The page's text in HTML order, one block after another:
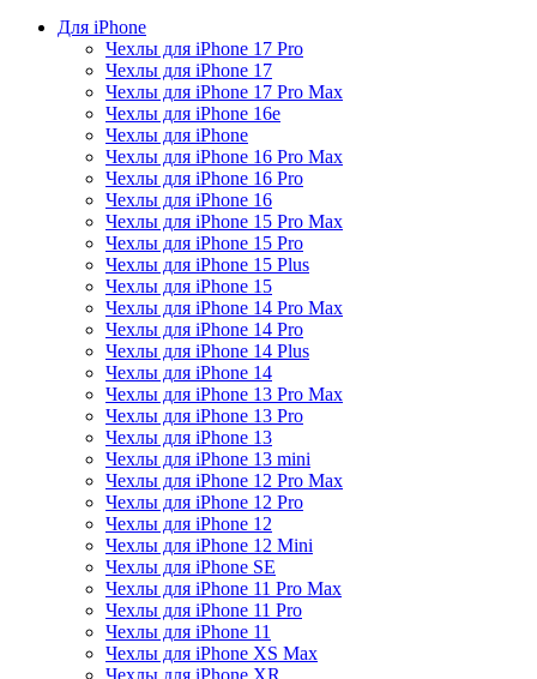
Для iPhone
Чехлы для iPhone 17 Pro
Чехлы для iPhone 17
Чехлы для iPhone 17 Pro Max
Чехлы для iPhone 16e
Чехлы для iPhone
Чехлы для iPhone 16 Pro Max
Чехлы для iPhone 16 Pro
Чехлы для iPhone 16
Чехлы для iPhone 15 Pro Max
Чехлы для iPhone 15 Pro
Чехлы для iPhone 15 Plus
Чехлы для iPhone 15
Чехлы для iPhone 14 Pro Max
Чехлы для iPhone 14 Pro
Чехлы для iPhone 14 Plus
Чехлы для iPhone 14
Чехлы для iPhone 13 Pro Max
Чехлы для iPhone 13 Pro
Чехлы для iPhone 13
Чехлы для iPhone 13 mini
Чехлы для iPhone 12 Pro Max
Чехлы для iPhone 12 Pro
Чехлы для iPhone 12
Чехлы для iPhone 12 Mini
Чехлы для iPhone SE
Чехлы для iPhone 11 Pro Max
Чехлы для iPhone 11 Pro
Чехлы для iPhone 11
Чехлы для iPhone XS Max
Чехлы для iPhone XR